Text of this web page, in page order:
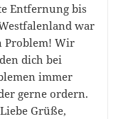
Entfernung bis
war
Problem! Wir
dich bei
immer
gerne ordern.
Grüße,